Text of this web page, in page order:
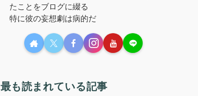
たことをブログに綴る
特に彼の妄想劇は病的だ
最も読まれている記事